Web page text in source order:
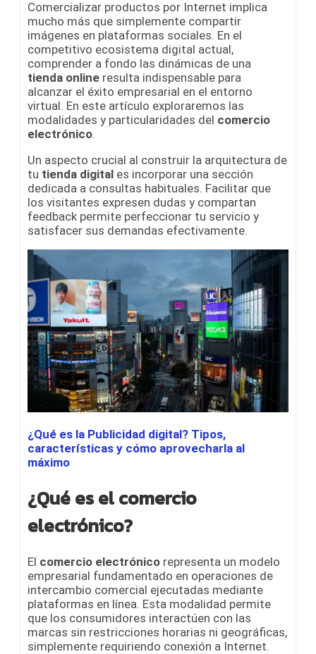
Comercializar productos por Internet implica
mucho más que simplemente compartir
imágenes en plataformas sociales. En el
competitivo ecosistema digital actual,
comprender a fondo las dinámicas de una
tienda online resulta indispensable para
alcanzar el éxito empresarial en el entorno
virtual. En este artículo exploraremos las
modalidades y particularidades del comercio
electrónico.
Un aspecto crucial al construir la arquitectura de
tu tienda digital es incorporar una sección
dedicada a consultas habituales. Facilitar que
los visitantes expresen dudas y compartan
feedback permite perfeccionar tu servicio y
satisfacer sus demandas efectivamente.
¿Qué es la Publicidad digital? Tipos,
características y cómo aprovecharla al
máximo
¿Qué es el comercio
electrónico?
El comercio electrónico representa un modelo
empresarial fundamentado en operaciones de
intercambio comercial ejecutadas mediante
plataformas en línea. Esta modalidad permite
que los consumidores interactúen con las
marcas sin restricciones horarias ni geográficas,
simplemente requiriendo conexión a Internet.